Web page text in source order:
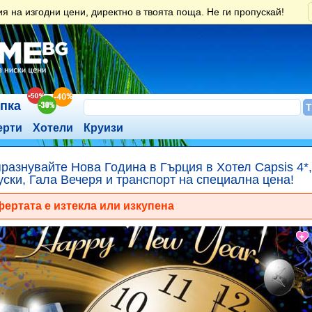
на изгодни цени, директно в твоята поща. Не ги пропускай!
Хотели Круизи
Нова Година в Гърция в Хотел Capsis
Гала Вечеря и транспорт на специална цена!
е изтекла или изкупена